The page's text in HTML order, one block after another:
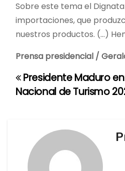
Sobre este tema el
importaciones, que
nuestros productos. (…)
Prensa presidencial /
NPresidente Maduro
Nacional de Turismo